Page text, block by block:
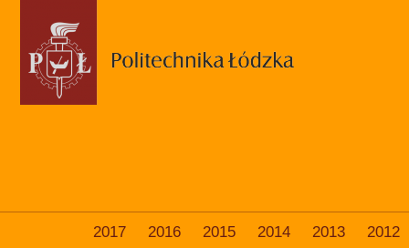
2017 2016 2015 2014 2013 2012